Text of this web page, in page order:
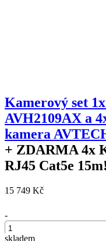
Kamerový set
AVH2109AX a
kamera
+ ZDARMA4x
RJ45 Cat5e 15m!
15 749 Kč
-
skladem